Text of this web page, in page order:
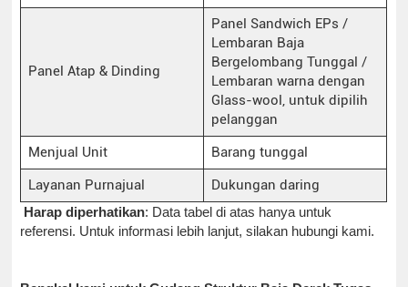
Panel Atap & Dinding
Panel Sandwich EPs /
Lembaran Baja
Bergelombang Tunggal /
Lembaran warna dengan
Glass-wool, untuk dipilih
pelanggan
Menjual Unit
Barang tunggal
Layanan Purnajual
Dukungan daring
Harap diperhatikan: Data tabel di atas hanya untuk
referensi. Untuk informasi lebih lanjut, silakan hubungi kami.